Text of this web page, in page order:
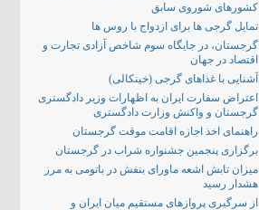
کشورهای شوروی سابق
تمایل گرجی ها برای ازدواج با روس ها
گرجستان، در جایگاه سوم شاخص آزادی تجارت و
اقتصاد در جهان
آشنایی با غذاهای گرجی (خینکالی)
اعتراض سفارت ایران به اظهارات وزیر دادگستری
گرجستان و واکنش وزارت دادگستری
راهنمای اخذ اجازه اقامت موقت گرجستان
برگزاری پنجمین جشنواره شراب در گرجستان
میزان تابش اشعه ماورای بنفش در باتومی به مرز
هشدار رسید
از سرگیری پروازهای مستقیم میان ایران و